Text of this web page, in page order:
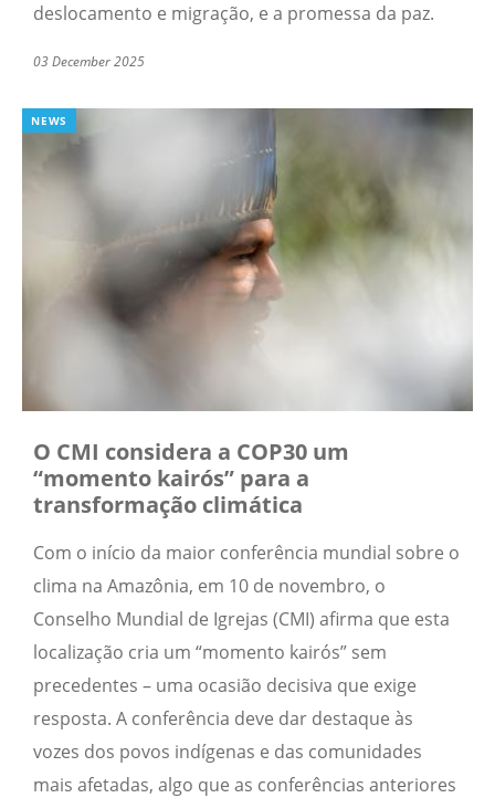
deslocamento e migração, e a promessa da paz.
03 December 2025
NEWS
O CMI considera a COP30 um
“momento kairós” para a
transformação climática
Com o início da maior conferência mundial sobre o
clima na Amazônia, em 10 de novembro, o
Conselho Mundial de Igrejas (CMI) afirma que esta
localização cria um “momento kairós” sem
precedentes – uma ocasião decisiva que exige
resposta. A conferência deve dar destaque às
vozes dos povos indígenas e das comunidades
mais afetadas, algo que as conferências anteriores